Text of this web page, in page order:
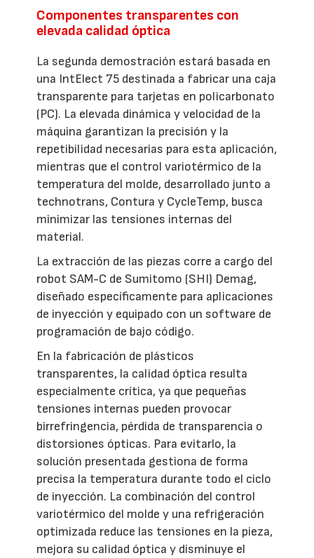
Componentes transparentes con
elevada calidad óptica
La segunda demostración estará basada en
una IntElect 75 destinada a fabricar una caja
transparente para tarjetas en policarbonato
(PC). La elevada dinámica y velocidad de la
máquina garantizan la precisión y la
repetibilidad necesarias para esta aplicación,
mientras que el control variotérmico de la
temperatura del molde, desarrollado junto a
technotrans, Contura y CycleTemp, busca
minimizar las tensiones internas del
material.
La extracción de las piezas corre a cargo del
robot SAM-C de Sumitomo (SHI) Demag,
diseñado específicamente para aplicaciones
de inyección y equipado con un software de
programación de bajo código.
En la fabricación de plásticos
transparentes, la calidad óptica resulta
especialmente crítica, ya que pequeñas
tensiones internas pueden provocar
birrefringencia, pérdida de transparencia o
distorsiones ópticas. Para evitarlo, la
solución presentada gestiona de forma
precisa la temperatura durante todo el ciclo
de inyección. La combinación del control
variotérmico del molde y una refrigeración
optimizada reduce las tensiones en la pieza,
mejora su calidad óptica y disminuye el